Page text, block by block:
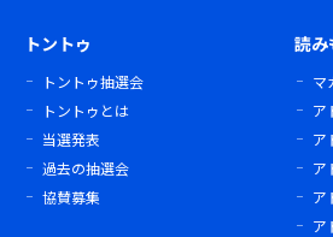
トントゥ
トントゥ抽選会
トントゥとは
当選発表
過去の抽選会
協賛募集
読み
マ
ア
ア
ア
ア
ア